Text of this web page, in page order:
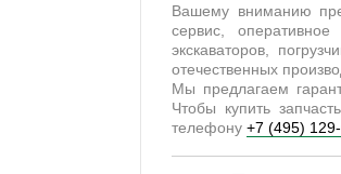
Вашему вниманию
сервис,
экскаваторов,
отечественных
Мы предлагаем
Чтобы купить
телефону +7 (495)